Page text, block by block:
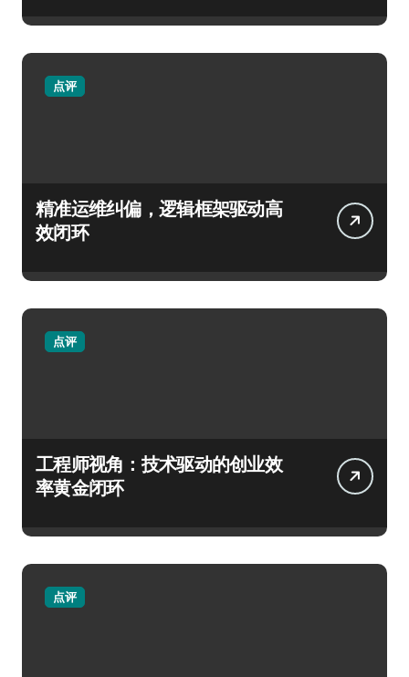
点评
精准运维纠偏，逻辑框架驱动高
效闭环
点评
工程师视角：技术驱动的创业效
率黄金闭环
点评